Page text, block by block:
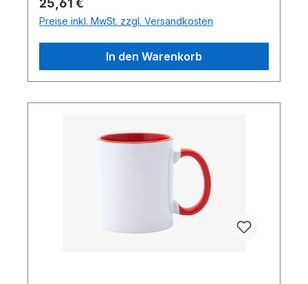
25,61 €
Preise inkl. MwSt. zzgl. Versandkosten
In den Warenkorb